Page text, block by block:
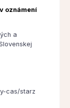
oznámení
a
cas/starz